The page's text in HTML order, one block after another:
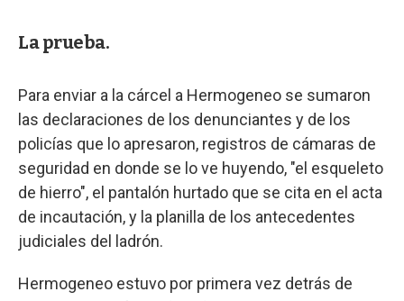
La prueba.
Para enviar a la cárcel a Hermogeneo se sumaron
las declaraciones de los denunciantes y de los
policías que lo apresaron, registros de cámaras de
seguridad en donde se lo ve huyendo, "el esqueleto
de hierro", el pantalón hurtado que se cita en el acta
de incautación, y la planilla de los antecedentes
judiciales del ladrón.
Hermogeneo estuvo por primera vez detrás de